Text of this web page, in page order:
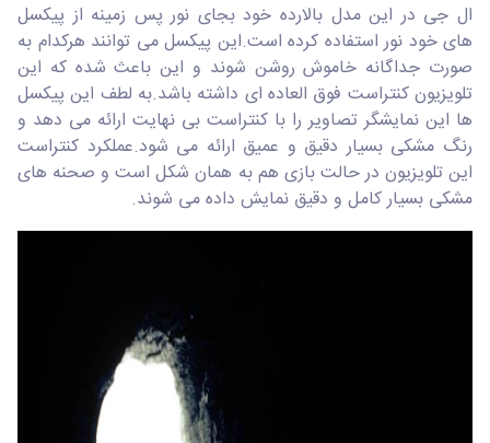
ال جی در این مدل بالارده خود بجای نور پس زمینه از پیکسل
های خود نور استفاده کرده است.این پیکسل می توانند هرکدام به
صورت جداگانه خاموش روشن شوند و این باعث شده که این
تلویزیون کنتراست فوق العاده ای داشته باشد.به لطف این پیکسل
ها این نمایشگر تصاویر را با کنتراست بی نهایت ارائه می دهد و
رنگ مشکی بسیار دقیق و عمیق ارائه می شود.عملکرد کنتراست
این تلویزیون در حالت بازی هم به همان شکل است و صحنه های
مشکی بسیار کامل و دقیق نمایش داده می شوند.